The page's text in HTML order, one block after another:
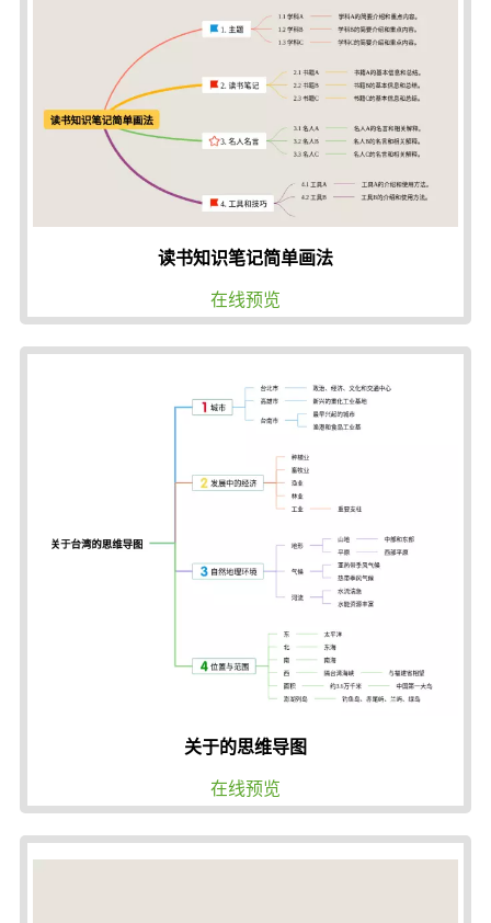
读书知识笔记简单画法
在线预览
关于的思维导图
在线预览